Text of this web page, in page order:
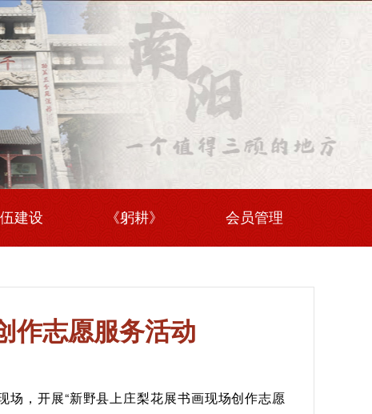
建设 《躬耕》 会员管理
作志愿服务活动
，开展“新野县上庄梨花展书画现场创作志愿